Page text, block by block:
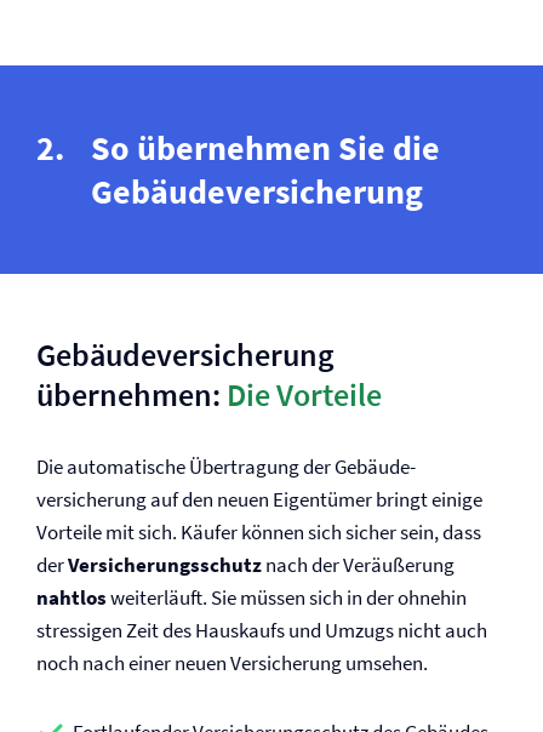
So übernehmen Sie die
Gebäude­versicherung
Gebäude­versicherung
übernehmen: Die Vorteile
Die automatische Übertragung der Gebäude­
versicherung auf den neuen Eigentümer bringt einige
Vorteile mit sich. Käufer können sich sicher sein, dass
derVersicherungsschutznach der Veräußerung
nahtlosweiterläuft. Sie müssen sich in der ohnehin
stressigen Zeit des Hauskaufs und Umzugs nicht auch
noch nach einer neuen Versicherung umsehen.